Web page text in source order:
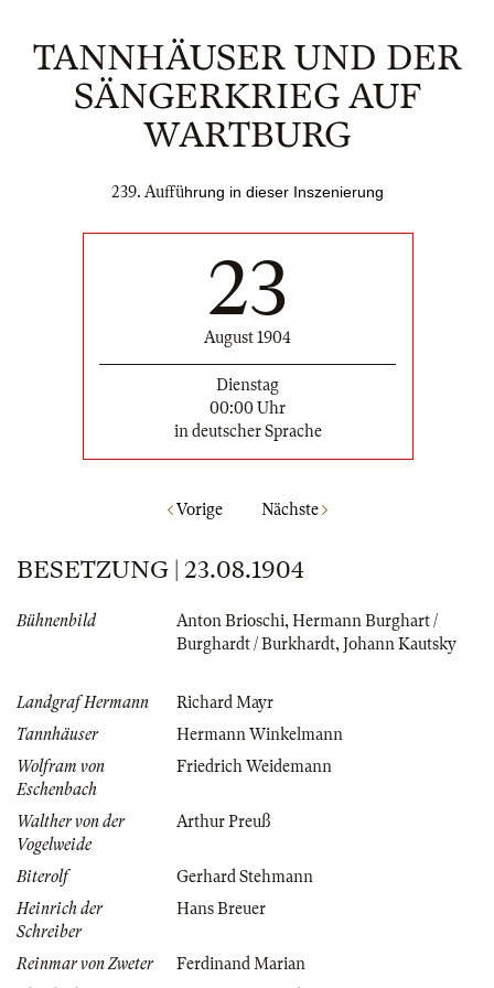
TANNHÄUSER UND DER
SÄNGERKRIEG AUF
WARTBURG
239. Aufführung in dieser Inszenierung
23
August 1904
Dienstag
00:00 Uhr
in deutscher Sprache
Vorige Nächste
BESETZUNG | 23.08.1904
Bühnenbild Anton Brioschi,Hermann Burghart /
Burghardt / Burkhardt,Johann Kautsky
Landgraf Hermann
Richard Mayr
Tannhäuser
Hermann Winkelmann
Wolfram von
Eschenbach
Friedrich Weidemann
Walther von der
Vogelweide
Arthur Preuß
Biterolf
Gerhard Stehmann
Heinrich der
Schreiber
Hans Breuer
Reinmar von Zweter
Ferdinand Marian